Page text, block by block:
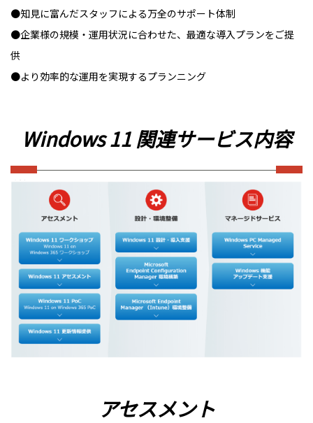
●知見に富んだスタッフによる万全のサポート体制
●企業様の規模・運用状況に合わせた、最適な導入プランをご提
供
●より効率的な運用を実現するプランニング
Windows 11 関連サービス内容
アセスメント